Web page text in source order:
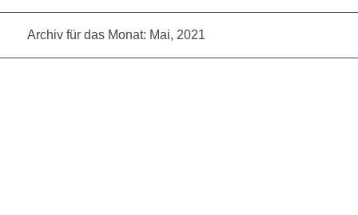
Archiv für das Monat: Mai, 2021